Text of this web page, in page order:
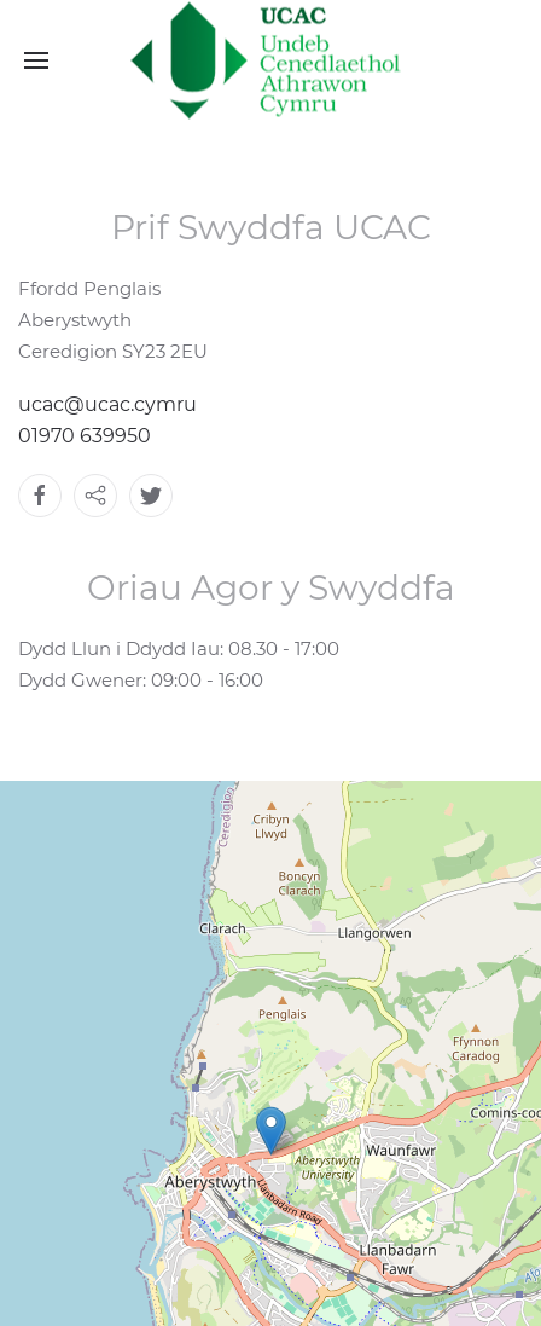
Prif Swyddfa UCAC
Ffordd Penglais
Aberystwyth
Ceredigion SY23 2EU
ucac@ucac.cymru
01970 639950
Oriau Agor y Swyddfa
Dydd Llun i Ddydd Iau: 08.30 - 17:00
Dydd Gwener: 09:00 - 16:00